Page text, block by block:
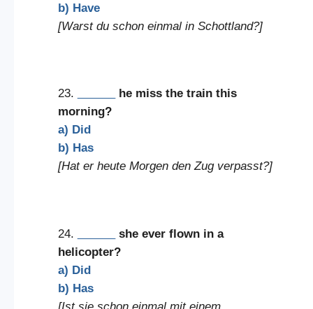
b) Have
[Warst du schon einmal in Schottland?]
23.
he miss the train this
morning?
a) Did
b) Has
[Hat er heute Morgen den Zug verpasst?]
24.
she ever flown in a
helicopter?
a) Did
b) Has